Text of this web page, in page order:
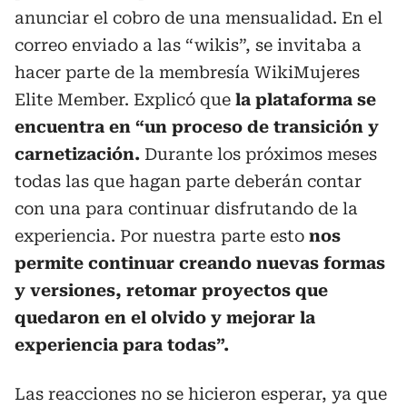
anunciar el cobro de una mensualidad. En el
correo enviado a las “wikis”, se invitaba a
hacer parte de la membresía WikiMujeres
Elite Member. Explicó que la plataforma se
encuentra en “un proceso de transición y
carnetización. Durante los próximos meses
todas las que hagan parte deberán contar
con una para continuar disfrutando de la
experiencia. Por nuestra parte esto nos
permite continuar creando nuevas formas
y versiones, retomar proyectos que
quedaron en el olvido y mejorar la
experiencia para todas”.
Las reacciones no se hicieron esperar, ya que